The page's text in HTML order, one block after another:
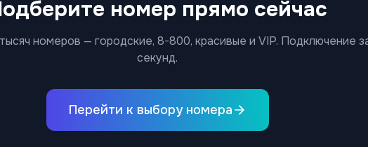
номер прямо сейчас
номеров — городские, 8-800, красивые и VIP. Подключение
секунд.
Перейти к выбору номера